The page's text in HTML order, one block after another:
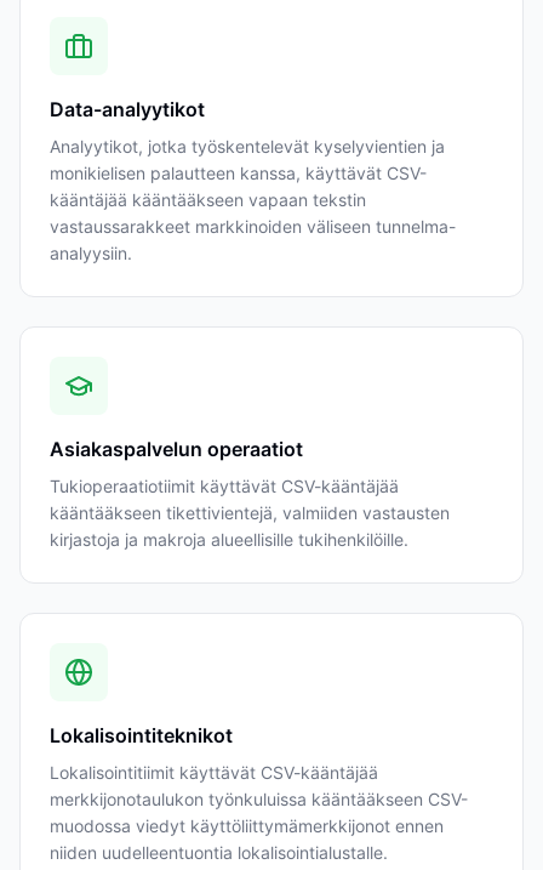
Data-analyytikot
Analyytikot, jotka työskentelevät kyselyvientien ja
monikielisen palautteen kanssa, käyttävät CSV-
kääntäjää kääntääkseen vapaan tekstin
vastaussarakkeet markkinoiden väliseen tunnelma-
analyysiin.
Asiakaspalvelun operaatiot
Tukioperaatiotiimit käyttävät CSV-kääntäjää
kääntääkseen tikettivientejä, valmiiden vastausten
kirjastoja ja makroja alueellisille tukihenkilöille.
Lokalisointiteknikot
Lokalisointitiimit käyttävät CSV-kääntäjää
merkkijonotaulukon työnkuluissa kääntääkseen CSV-
muodossa viedyt käyttöliittymämerkkijonot ennen
niiden uudelleentuontia lokalisointialustalle.